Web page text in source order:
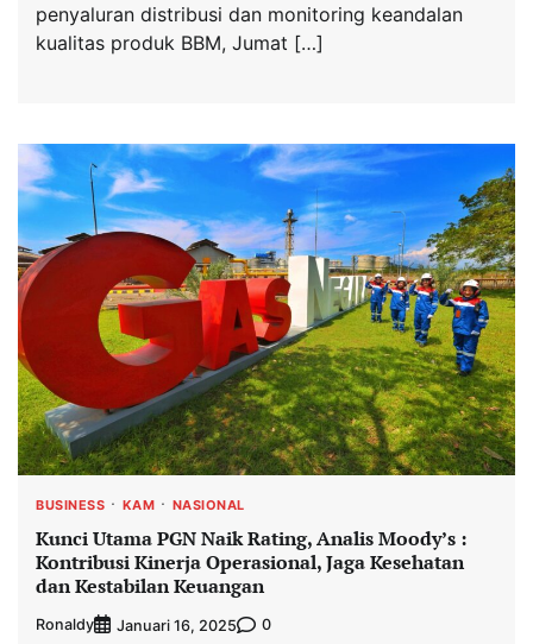
penyaluran distribusi dan monitoring keandalan
kualitas produk BBM, Jumat […]
BUSINESS KAM NASIONAL
Kunci Utama PGN Naik Rating, Analis Moody’s :
Kontribusi Kinerja Operasional, Jaga Kesehatan
dan Kestabilan Keuangan
Ronaldy Januari 16, 2025 0